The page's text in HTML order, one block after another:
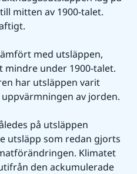
mitten av 1900-talet.
med utsläppen,
under 1900-talet.
har utsläppen varit
av jorden.
på utsläppen
utsläpp som redan gjorts
Klimatet
den ackumulerade